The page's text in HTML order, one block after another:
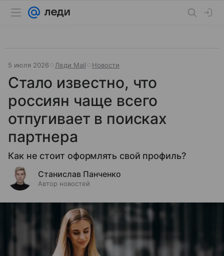
5 июля 2026 Леди Mail Новости
Стало известно, что
россиян чаще всего
отпугивает в поисках
партнера
Как не стоит оформлять свой профиль?
Станислав Панченко
Автор новостей